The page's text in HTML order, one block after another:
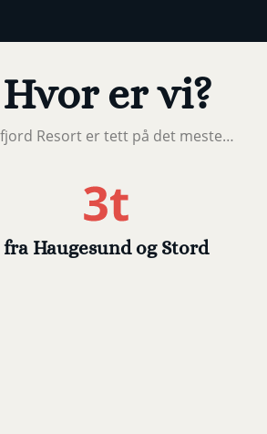
Hvor er vi?
Resort er tett på det meste…
fra Haugesund og Stord